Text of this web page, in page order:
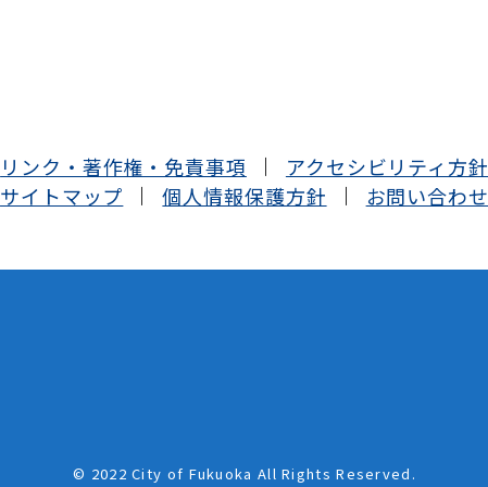
リンク・著作権・免責事項
アクセシビリティ方針
サイトマップ
個人情報保護方針 お問い合わせ
© 2022 City of Fukuoka All Rights Reserved.